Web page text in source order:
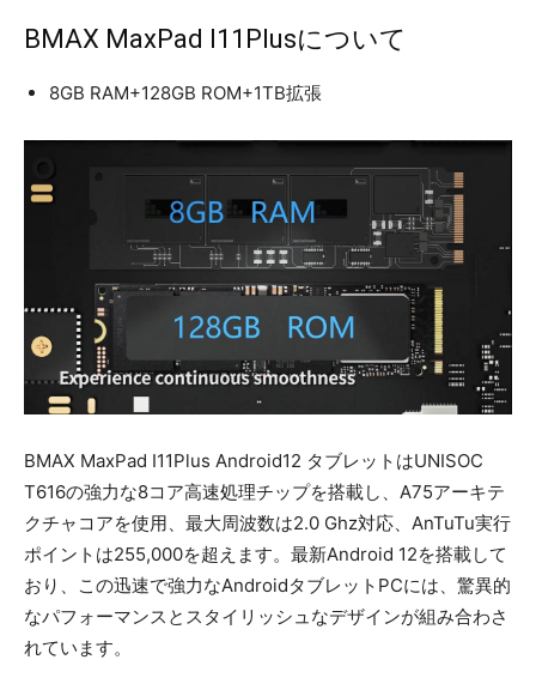
BMAX MaxPad I11Plusについて
8GB RAM+128GB ROM+1TB拡張
BMAX MaxPad I11Plus Android12 タブレットはUNISOC
T616の強力な8コア高速処理チップを搭載し、A75アーキテ
クチャコアを使用、最大周波数は2.0 Ghz対応、AnTuTu実行
ポイントは255,000を超えます。最新Android 12を搭載して
おり、この迅速で強力なAndroidタブレットPCには、驚異的
なパフォーマンスとスタイリッシュなデザインが組み合わさ
れています。